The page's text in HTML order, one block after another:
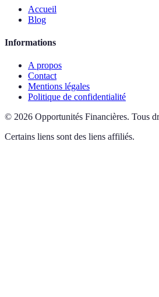
Accueil
Blog
Informations
A propos
Contact
Mentions légales
Politique de confidentialité
© 2026 Opportunités Financières. Tous
Certains liens sont des liens affiliés.